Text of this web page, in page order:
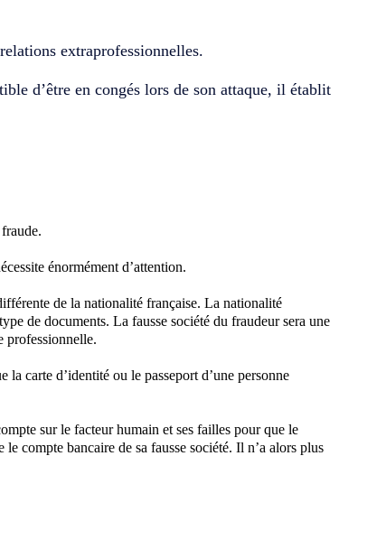
extraprofessionnelles.
d’être en congés lors de son attaque, ilétablit
énormément d’attention.
de la nationalité française. La nationalité
de documents. La fausse société du fraudeur sera une
professionnelle.
carte d’identité ou le passeport d’une personne
sur le facteur humain et ses failles pour que le
compte bancaire de sa fausse société. Il n’a alors plus